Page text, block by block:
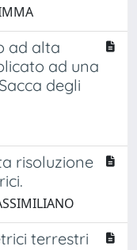
ad alta
ad una
degli
risoluzione
terrestri